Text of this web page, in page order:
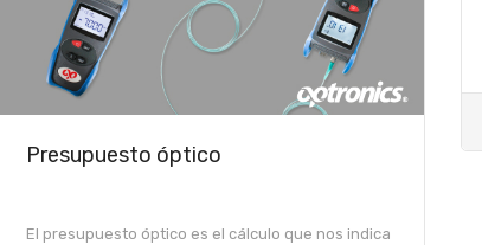
Presupuesto óptico
El presupuesto óptico es el cálculo que nos indica